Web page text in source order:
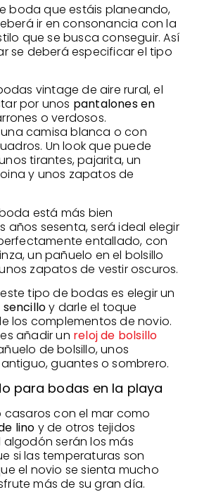
boda que estáis planeando,
ir en consonancia con la
que se busca conseguir. Así
se deberá especificar el tipo
vintage de aire rural, el
por unos pantalones en
o verdosos.
camisa blanca o con
Un look que puede
tirantes, pajarita, un
y unos zapatos de
está más bien
años sesenta, será ideal elegir
entallado, con
un pañuelo en el bolsillo
zapatos de vestir oscuros.
tipo de bodas es elegir un
y darle el toque
los complementos de novio.
añadir un reloj de bolsillo
de bolsillo, unos
guantes o sombrero.
para bodas en la playa
casaros con el mar como
lino y de otros tejidos
serán los más
si las temperaturas son
el novio se sienta mucho
más de su gran día.